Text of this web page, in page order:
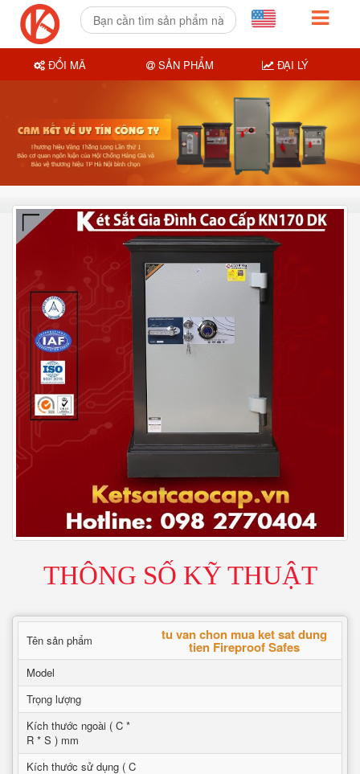
THÔNG SỐ KỸ THUẬT
Tên sản phẩm tu van chon mua ket sat dung
tien Fireproof Safes
Model
Trọng lượng
Kích thước ngoài ( C *
R * S ) mm
Kích thước sử dụng ( C
ĐỔI MÃ SẢN PHẨM ĐẠI LÝ